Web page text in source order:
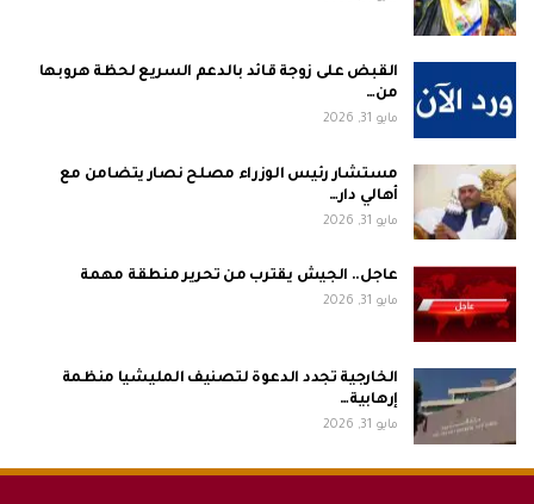
القبض على زوجة قائد بالدعم السريع لحظة هروبها
من…
مايو 31, 2026
مستشار رئيس الوزراء مصلح نصار يتضامن مع
أهالي دار…
مايو 31, 2026
عاجل.. الجيش يقترب من تحرير منطقة مهمة
مايو 31, 2026
الخارجية تجدد الدعوة لتصنيف المليشيا منظمة
إرهابية…
مايو 31, 2026